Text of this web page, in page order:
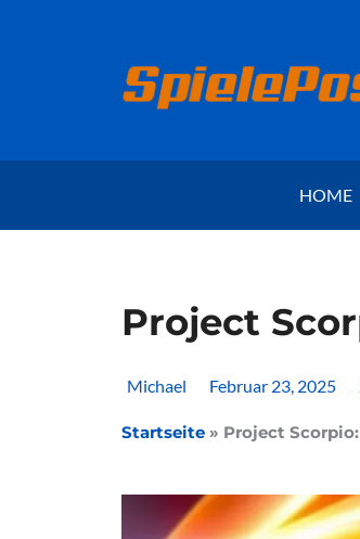
HOME
Project
Michael Februar 23, 2025
Startseite » Project